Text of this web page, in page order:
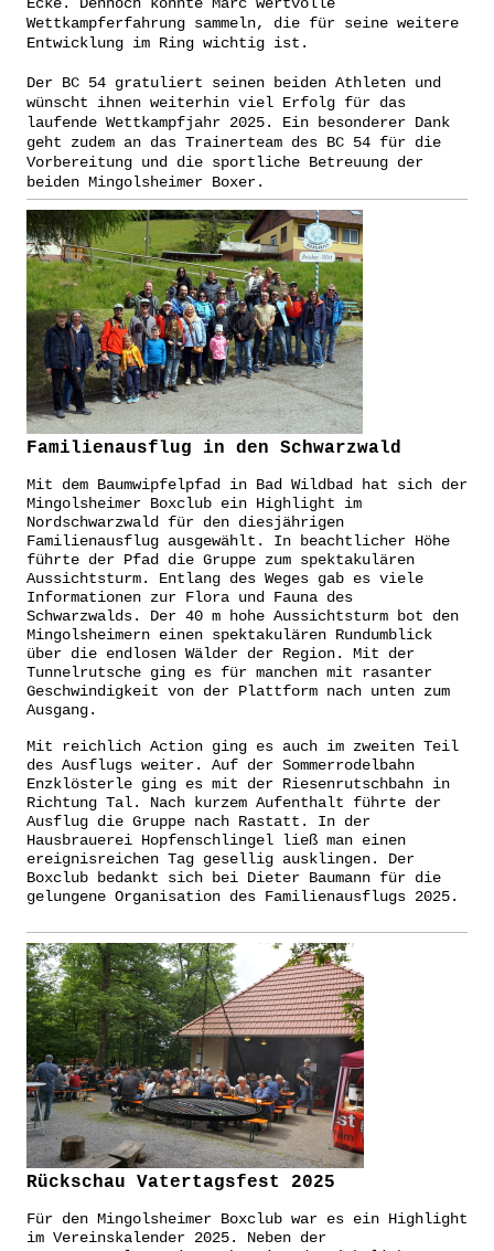
Ecke. Dennoch konnte Marc wertvolle
Wettkampferfahrung sammeln, die für seine weitere
Entwicklung im Ring wichtig ist.
Der BC 54 gratuliert seinen beiden Athleten und
wünscht ihnen weiterhin viel Erfolg für das
laufende Wettkampfjahr 2025. Ein besonderer Dank
geht zudem an das Trainerteam des BC 54 für die
Vorbereitung und die sportliche Betreuung der
beiden Mingolsheimer Boxer.
Familienausflug in den Schwarzwald
Mit dem Baumwipfelpfad in Bad Wildbad hat sich der
Mingolsheimer Boxclub ein Highlight im
Nordschwarzwald für den diesjährigen
Familienausflug ausgewählt. In beachtlicher Höhe
führte der Pfad die Gruppe zum spektakulären
Aussichtsturm. Entlang des Weges gab es viele
Informationen zur Flora und Fauna des
Schwarzwalds. Der 40 m hohe Aussichtsturm bot den
Mingolsheimern einen spektakulären Rundumblick
über die endlosen Wälder der Region. Mit der
Tunnelrutsche ging es für manchen mit rasanter
Geschwindigkeit von der Plattform nach unten zum
Ausgang.
Mit reichlich Action ging es auch im zweiten Teil
des Ausflugs weiter. Auf der Sommerrodelbahn
Enzklösterle ging es mit der Riesenrutschbahn in
Richtung Tal. Nach kurzem Aufenthalt führte der
Ausflug die Gruppe nach Rastatt. In der
Hausbrauerei Hopfenschlingel ließ man einen
ereignisreichen Tag gesellig ausklingen. Der
Boxclub bedankt sich bei Dieter Baumann für die
gelungene Organisation des Familienausflugs 2025.
Rückschau Vatertagsfest 2025
Für den Mingolsheimer Boxclub war es ein Highlight
im Vereinskalender 2025. Neben der